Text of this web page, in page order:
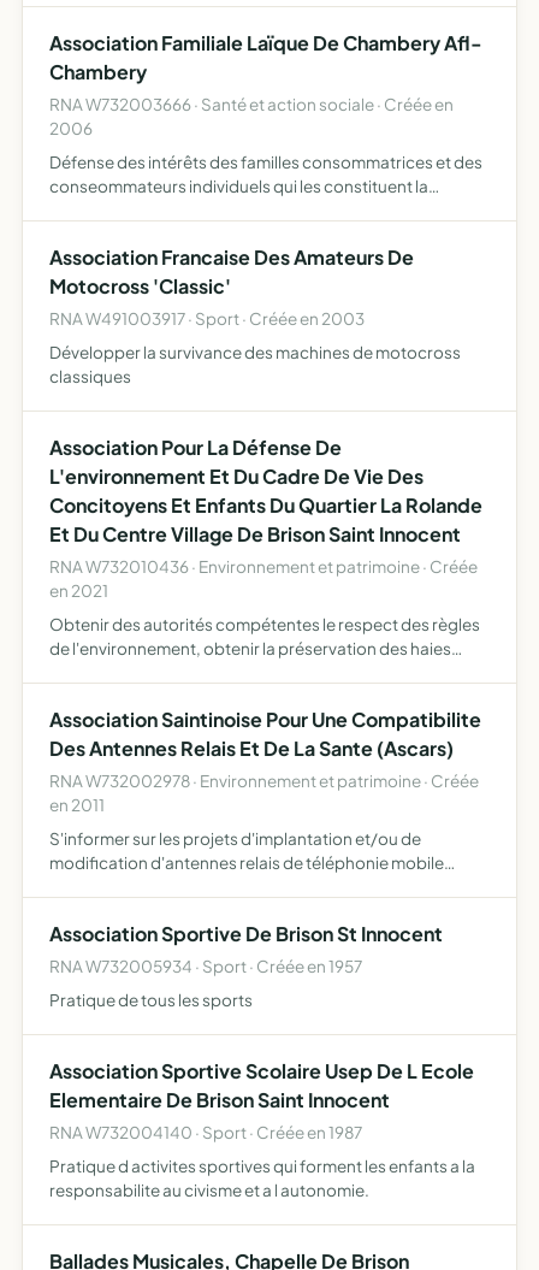
Association Familiale Laïque De Chambery Afl-
Chambery
RNA W732003666 · Santé et action sociale · Créée en
2006
Défense des intérêts des familles consommatrices et des
conseommateurs individuels qui les constituent la
Association Francaise Des Amateurs De
Motocross 'Classic'
RNA W491003917 · Sport · Créée en 2003
Développer la survivance des machines de motocross
classiques
Association Pour La Défense De
L'environnement Et Du Cadre De Vie Des
Concitoyens Et Enfants Du Quartier La Rolande
Et Du Centre Village De Brison Saint Innocent
RNA W732010436 · Environnement et patrimoine · Créée
en 2021
Obtenir des autorités compétentes le respect des règles
de l'environnement, obtenir la préservation des haies
Association Saintinoise Pour Une Compatibilite
Des Antennes Relais Et De La Sante (Ascars)
RNA W732002978 · Environnement et patrimoine · Créée
en 2011
S'informer sur les projets d'implantation et/ou de
modification d'antennes relais de téléphonie mobile
d'antenn…
Association Sportive De Brison St Innocent
RNA W732005934 · Sport · Créée en 1957
Pratique de tous les sports
Association Sportive Scolaire Usep De L Ecole
Elementaire De Brison Saint Innocent
RNA W732004140 · Sport · Créée en 1987
Pratique d activites sportives qui forment les enfants a la
responsabilite au civisme et a l autonomie.
Ballades Musicales, Chapelle De Brison